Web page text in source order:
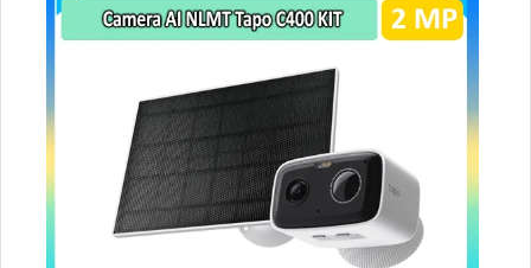
GB.